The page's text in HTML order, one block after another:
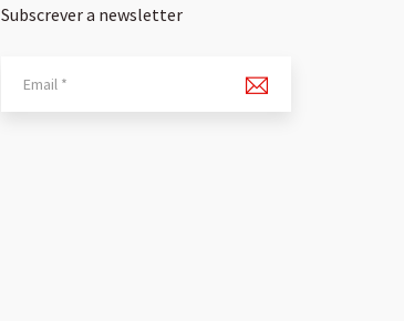
Subscrever a newsletter